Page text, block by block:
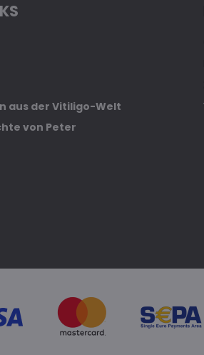
aus der Vitiligo-Welt
von Peter